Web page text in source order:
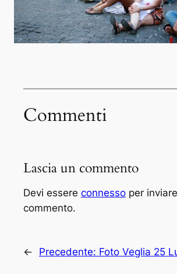
Commenti
Lascia un commento
Devi essere connesso per
commento.
← Precedente: Foto Veglia 25